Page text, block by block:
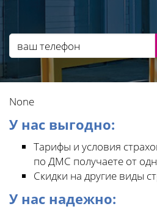
None
У нас выгодно:
Тарифы и условия
по ДМС получаете от
Скидки на другие виды
У нас надежно: